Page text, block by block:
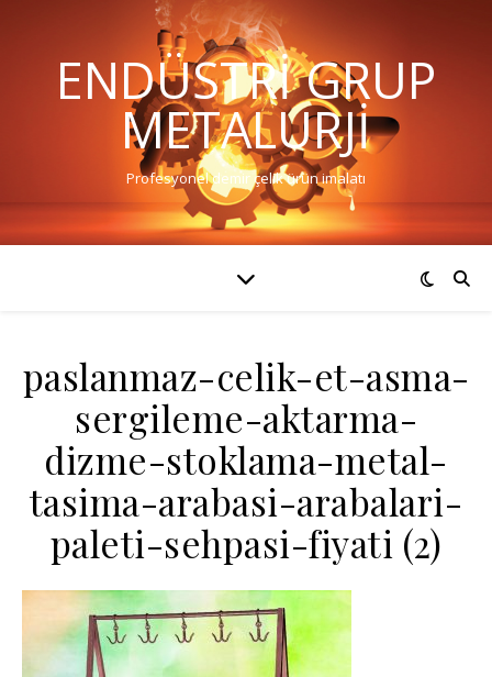
ENDÜSTRI GRUP
METALURJI
Profesyonel demir çelik ürün imalatı
paslanmaz-celik-et-asma-
sergileme-aktarma-
dizme-stoklama-metal-
tasima-arabasi-arabalari-
paleti-sehpasi-fiyati (2)